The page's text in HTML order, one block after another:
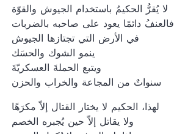
لا يُقرُّ الحكيمُ باستخدام الجيوش والقوّة
فالعنفُ دائمًا يعود على صاحبه بالضربات
في الأرض التي تجتازها الجيوش
ينمو الشوك والحسَك
ويتبع الحملةَ العسكريّةَ
سنواتٌ من المجاعة والخراب والحزن
لهذا، الحكيم لا يختار القتال إلاّ مكرَهًا
ولا يقاتل إلاّ حين يُجبره الخصم